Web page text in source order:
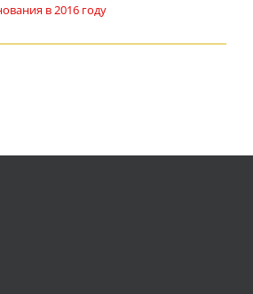
в 2016 году